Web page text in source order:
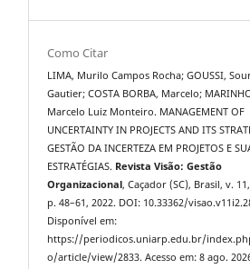
Como Citar
LIMA, Murilo Campos Rocha; GOUSSI,
Gautier; COSTA BORBA, Marcelo;
Marcelo Luiz Monteiro. MANAGEMENT OF
UNCERTAINTY IN PROJECTS AND ITS
GESTÃO DA INCERTEZA EM PROJETOS E
ESTRATÉGIAS. Revista Visão: Gestão
Organizacional, Caçador (SC), Brasil, v.
p. 48–61, 2022. DOI: 10.33362/
Disponível em:
https://periodicos.uniarp.edu.br/
o/article/view/2833. Acesso em: 8 ago.